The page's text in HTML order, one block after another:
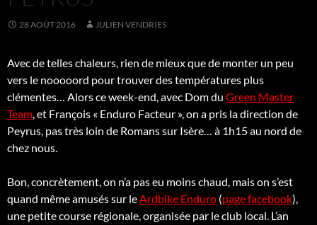
28 AOÛT 2016 JULIEN VENDRIES
Avec de telles chaleurs, rien de mieux que de monter un peu
vers le nooooord pour trouver des températures plus
clémentes… Alors ce week-end, avec Dom du Green Master
Team, et François « Enduro Facteur », on a pris la direction de
Peyrus, pas très loin de Romans sur Isère… à 1h15 au nord de
chez nous.
Bon, concrètement, on n’a pas eu moins chaud, mais on s’est
quand même amusés sur leArdbike Enduro (page facebook),
une petite course régionale, organisée par le club local. L’an